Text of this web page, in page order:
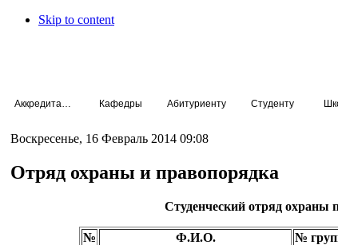
Skip to content
Кафедры Абитуриенту Студенту
Воскресенье, 16 Февраль 2014 09:08
Отряд охраны и правопорядка
Студенческий отряд охраны
№ Ф.И.О. №